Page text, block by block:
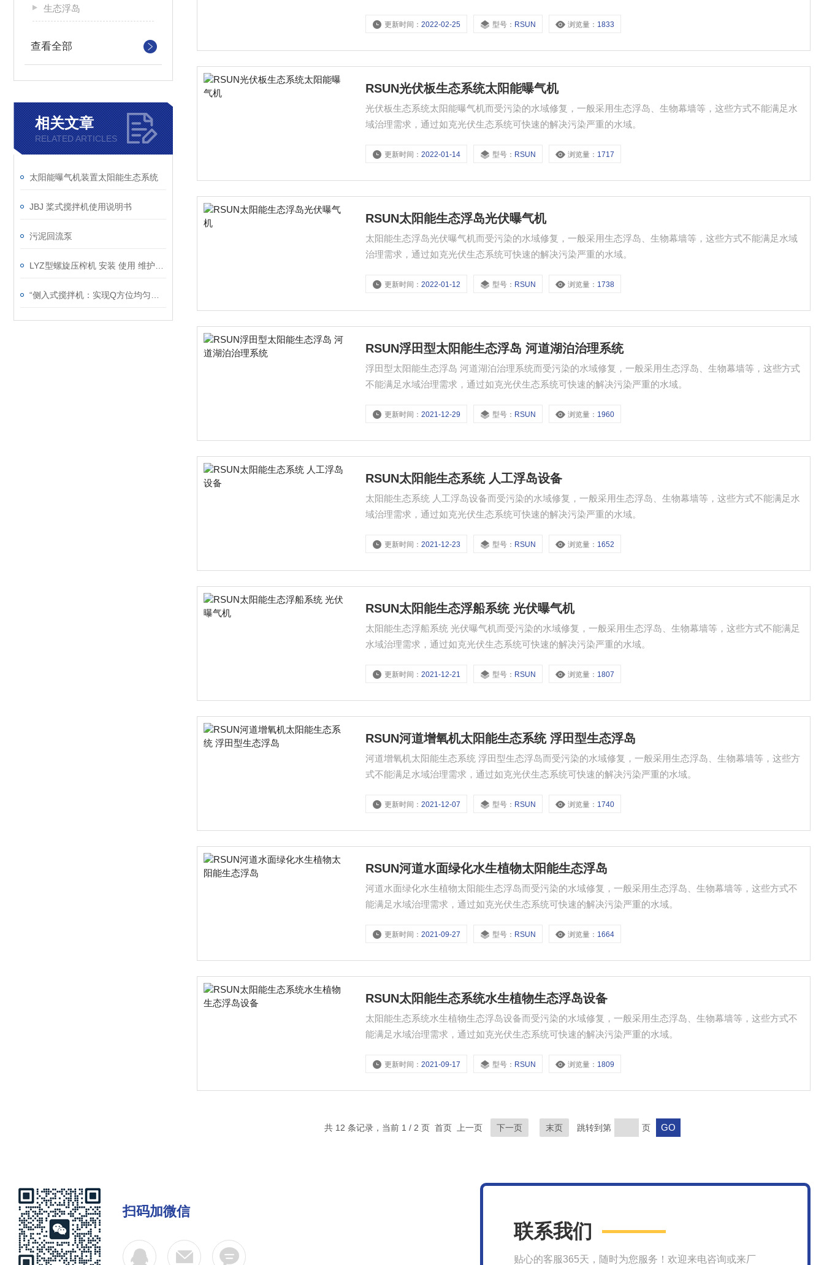
生态浮岛
查看全部
相关文章
RELATED ARTICLES
太阳能曝气机装置太阳能生态系统
JBJ 桨式搅拌机使用说明书
污泥回流泵
更新时间：2022-02-25 型号： RSUN 浏览量： 1833
RSUN光伏板生态系统太阳能曝气机
光伏板生态系统太阳能曝气机而受污染的水域修复，一般采用生态浮岛、生物幕墙等，这些方式不能满足水
域治理需求，通过如克光伏生态系统可快速的解决污染严重的水域。
更新时间：2022-01-14 型号： RSUN 浏览量： 1717
RSUN太阳能生态浮岛光伏曝气机
太阳能生态浮岛光伏曝气机而受污染的水域修复，一般采用生态浮岛、生物幕墙等，这些方式不能满足水域
治理需求，通过如克光伏生态系统可快速的解决污染严重的水域。
更新时间：2022-01-12 型号： RSUN 浏览量： 1738
RSUN浮田型太阳能生态浮岛 河道湖泊治理系统
浮田型太阳能生态浮岛 河道湖泊治理系统而受污染的水域修复，一般采用生态浮岛、生物幕墙等，这些方式
不能满足水域治理需求，通过如克光伏生态系统可快速的解决污染严重的水域。
更新时间：2021-12-29 型号： RSUN 浏览量： 1960
RSUN太阳能生态系统 人工浮岛设备
太阳能生态系统 人工浮岛设备而受污染的水域修复，一般采用生态浮岛、生物幕墙等，这些方式不能满足水
域治理需求，通过如克光伏生态系统可快速的解决污染严重的水域。
更新时间：2021-12-23 型号： RSUN 浏览量： 1652
RSUN太阳能生态浮船系统 光伏曝气机
太阳能生态浮船系统 光伏曝气机而受污染的水域修复，一般采用生态浮岛、生物幕墙等，这些方式不能满足
水域治理需求，通过如克光伏生态系统可快速的解决污染严重的水域。
更新时间：2021-12-21 型号： RSUN 浏览量： 1807
RSUN河道增氧机太阳能生态系统 浮田型生态浮岛
河道增氧机太阳能生态系统 浮田型生态浮岛而受污染的水域修复，一般采用生态浮岛、生物幕墙等，这些方
式不能满足水域治理需求，通过如克光伏生态系统可快速的解决污染严重的水域。
更新时间：2021-12-07 型号： RSUN 浏览量： 1740
RSUN河道水面绿化水生植物太阳能生态浮岛
河道水面绿化水生植物太阳能生态浮岛而受污染的水域修复，一般采用生态浮岛、生物幕墙等，这些方式不
能满足水域治理需求，通过如克光伏生态系统可快速的解决污染严重的水域。
更新时间：2021-09-27 型号： RSUN 浏览量： 1664
RSUN太阳能生态系统水生植物生态浮岛设备
太阳能生态系统水生植物生态浮岛设备而受污染的水域修复，一般采用生态浮岛、生物幕墙等，这些方式不
能满足水域治理需求，通过如克光伏生态系统可快速的解决污染严重的水域。
更新时间：2021-09-17 型号： RSUN 浏览量： 1809
共 12 条记录，当前 1 / 2 页 首页 上一页 下一页 末页 跳转到第 页
扫码加微信
联系我们
贴心的客服365天，随时为您服务！欢迎来电咨询或来厂